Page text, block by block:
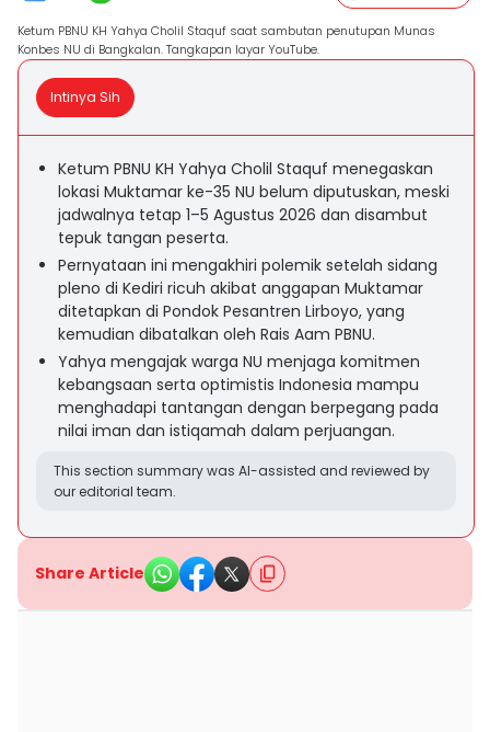
Ketum PBNU KH Yahya Cholil Staquf saat sambutan penutupan Munas
Konbes NU di Bangkalan. Tangkapan layar YouTube.
Intinya Sih
Ketum PBNU KH Yahya Cholil Staquf menegaskan
lokasi Muktamar ke-35 NU belum diputuskan, meski
jadwalnya tetap 1–5 Agustus 2026 dan disambut
tepuk tangan peserta.
Pernyataan ini mengakhiri polemik setelah sidang
pleno di Kediri ricuh akibat anggapan Muktamar
ditetapkan di Pondok Pesantren Lirboyo, yang
kemudian dibatalkan oleh Rais Aam PBNU.
Yahya mengajak warga NU menjaga komitmen
kebangsaan serta optimistis Indonesia mampu
menghadapi tantangan dengan berpegang pada
nilai iman dan istiqamah dalam perjuangan.
This section summary was AI-assisted and reviewed by
our editorial team.
Share Article